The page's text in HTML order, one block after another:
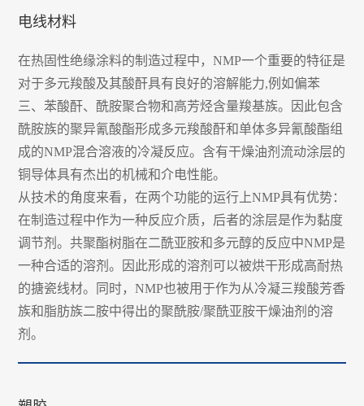
电线材料
在热固性绝缘涂料的制造过程中，NMP一个重要的特征是
对于多元羧酸及其酸酐具有良好的溶解能力,例如偏苯
三、苯酸酐、酰胺聚合物和高芳烃含量羧基族。因此包含
酰胺族的聚异氰酸酯形成多元羧酸酐和单体多异氰酸酯组
成的NMP混合溶液的冷凝反应。含有干燥油剂流动涂层的
铜导体具有杰出的机械和介电性能。
从技术的角度来看，在两个功能的运行上NMP具有优势：
在制造过程中作为一种反应介质，后者的涂层是作为黏度
调节剂。共聚酯树脂在二酰亚胺和多元醇的反应中NMP是
一种合适的溶剂。因此形成的溶剂可以被烘干形成高耐热
的搪瓷线材。同时，NMP也被用于作为从冷凝三羧酸芳香
族和脂肪族二胺中得出的聚酰胺/聚酰亚胺干燥油剂的溶
剂。